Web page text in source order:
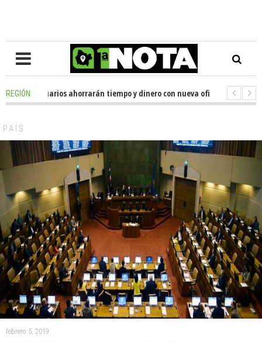
REGIÓN
de usuarios ahorrarán tiempo y dinero con nueva oficina de licencias
PAÍS
febrero 5, 2019